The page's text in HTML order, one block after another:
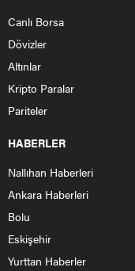
Canlı Borsa
Dövizler
Altınlar
Kripto Paralar
Pariteler
HABERLER
Nallıhan Haberleri
Ankara Haberleri
Bolu
Eskişehir
Yurttan Haberler